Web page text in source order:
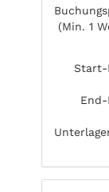
(Min. 1
Start-